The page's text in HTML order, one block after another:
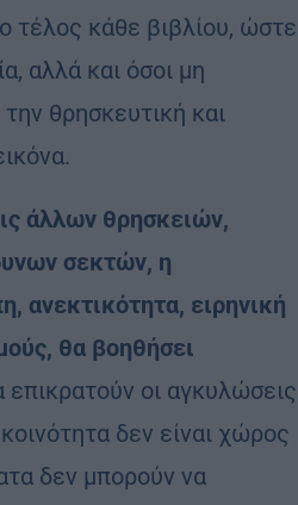
τέλος κάθε βιβλίου, ώστε
αλλά και όσοι μη
θρησκευτική και
άλλων θρησκειών,
σεκτών, η
ανεκτικότητα, ειρηνική
θα βοηθήσει
οι αγκυλώσεις
δεν είναι χώρος
δεν μπορούν να